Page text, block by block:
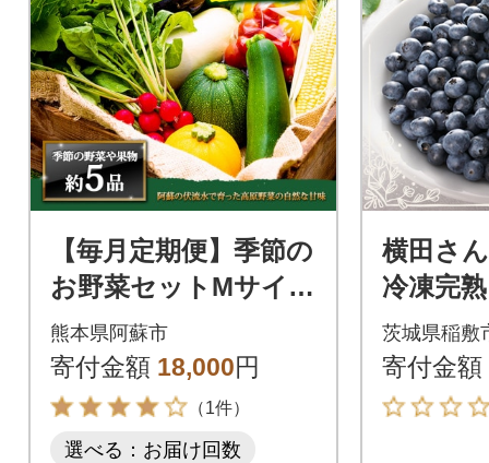
【毎月定期便】季節の
お野菜セットMサイズ
旬のお野菜を厳選し
てお届け全3回
熊本県阿蘇市
寄付金額 18,000円
（1件）
選べる：お届け回数
横田さ
冷凍完
ー
茨城県稲敷
寄付金額